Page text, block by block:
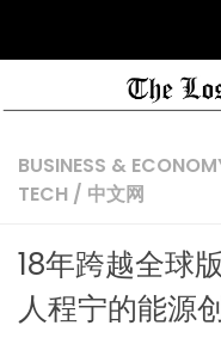
BUSINESS &
TECH / 中文网
18年跨越全球
人程宁的能源